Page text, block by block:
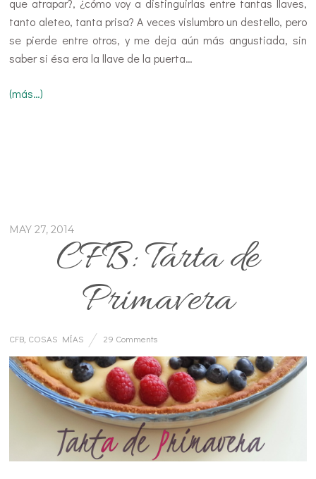
que atrapar?, ¿cómo voy a distinguirlas entre tantas llaves,
tanto aleteo, tanta prisa? A veces vislumbro un destello, pero
se pierde entre otros, y me deja aún más angustiada, sin
saber si ésa era la llave de la puerta…
(más…)
MAY 27, 2014
CFB: Tarta de
Primavera
CFB COSAS MÍAS 29 Comments